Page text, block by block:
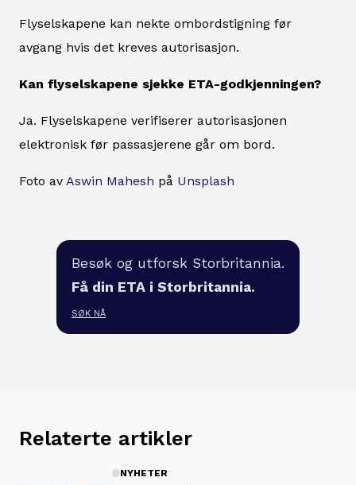
Flyselskapene kan nekte ombordstigning før
avgang hvis det kreves autorisasjon.
Kan flyselskapene sjekke ETA-godkjenningen?
Ja. Flyselskapene verifiserer autorisasjonen
elektronisk før passasjerene går om bord.
Foto av Aswin Mahesh på Unsplash
Besøk og utforsk Storbritannia.
Få din ETA i Storbritannia.
SØK NÅ
Relaterte artikler
NYHETER